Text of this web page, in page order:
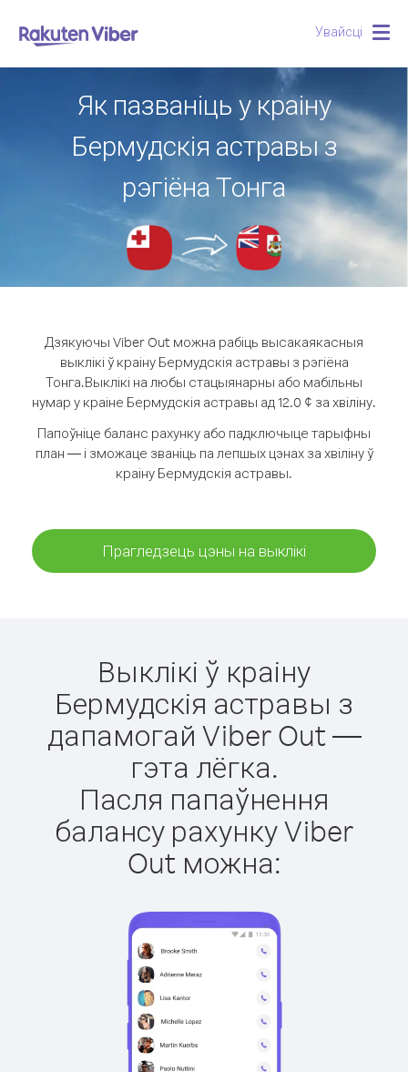
Увайсці
Як пазваніць у краіну
Бермудскія астравы з
рэгіёна Тонга
Дзякуючы Viber Out можна рабіць высакаякасныя
выклікі ў краіну Бермудскія астравы з рэгіёна
Тонга.Выклікі на любы стацыянарны або мабільны
нумар у краіне Бермудскія астравы ад 12.0 ¢ за хвіліну.
Папоўніце баланс рахунку або падключыце тарыфны
план — і зможаце званіць па лепшых цэнах за хвіліну ў
краіну Бермудскія астравы.
Прагледзець цэны на выклікі
Выклікі ў краіну
Бермудскія астравы з
дапамогай Viber Out —
гэта лёгка.
Пасля папаўнення
балансу рахунку Viber
Out можна: